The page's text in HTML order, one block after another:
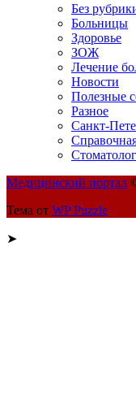
Без
Больницы
Здоровье
ЗОЖ
Лечение
Новости
Полезные
Разное
Санкт-
Медицинский портал
Тема от WP Puzzle
➤